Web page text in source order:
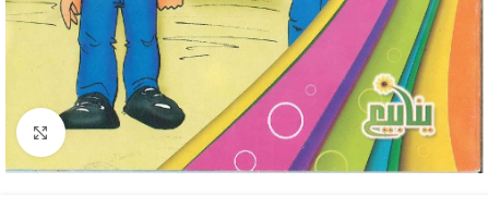
Click to enlarge